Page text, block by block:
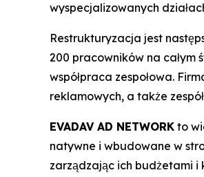
wyspecjalizowanych
Restrukturyzacja jest
200 pracowników na całym
współpraca zespołowa.
reklamowych, a także
EVADAV AD NETWORK to
natywne i wbudowane w
zarządzając ich budżetami i